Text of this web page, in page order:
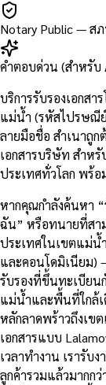
Notary Public — ส
คำตอบด่วน (สำหรับ
บริการรับรองเอกส
แม่น้ำ (รหัสไปรษณี
ลายมือชื่อ สำเนาถู
เอกสารบริษัท สำห
ประเทศทั่วโลก พร้อ
หากคุณกำลังค้นหา “
ฉัน” หรือทนายที่สา
ประเทศในเขตแม่น้
และคอนโดมิเนียม)
รับรองที่ขึ้นทะเบียน
แม่น้ำและพื้นที่ใกล้เ
หลักลาดพร้าวถึงเข
เอกสารแบบ
เวลาทำงาน เรารับ
ลูกค้ารวมแล้วมากก